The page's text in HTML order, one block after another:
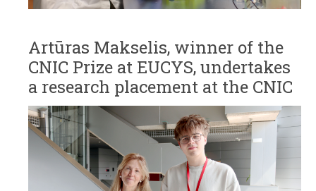
Artūras Makselis, winner of the
CNIC Prize at EUCYS, undertakes
a research placement at the CNIC